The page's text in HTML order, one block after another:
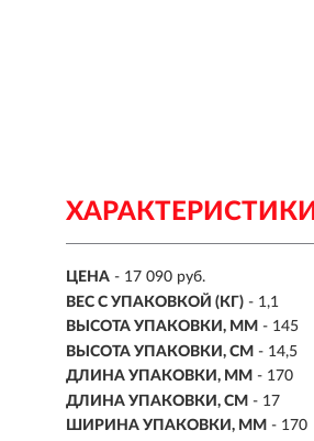
ХАРАКТЕРИСТИКИ
ЦЕНА - 17 090 руб.
ВЕС С УПАКОВКОЙ (КГ) - 1,1
ВЫСОТА УПАКОВКИ, ММ - 145
ВЫСОТА УПАКОВКИ, СМ - 14,5
ДЛИНА УПАКОВКИ, ММ - 170
ДЛИНА УПАКОВКИ, СМ - 17
ШИРИНА УПАКОВКИ, ММ - 170